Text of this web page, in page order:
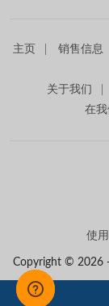
主页 销售信息
关于我们
在
使
Copyright © 2026